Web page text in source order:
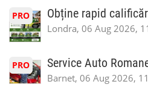
PRO Obține rapid
Londra, 06 Aug 2026,
PRO Service Auto
Barnet, 06 Aug 2026,